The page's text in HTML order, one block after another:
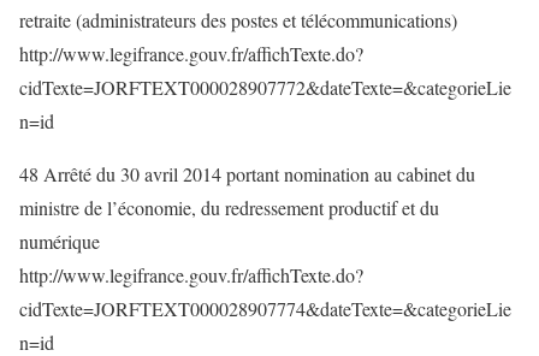
retraite (administrateurs des postes et télécommunications)
http://www.legifrance.gouv.fr/affichTexte.do?
cidTexte=JORFTEXT000028907772&dateTexte=&categorieLie
n=id
48 Arrêté du 30 avril 2014 portant nomination au cabinet du
ministre de l’économie, du redressement productif et du
numérique
http://www.legifrance.gouv.fr/affichTexte.do?
cidTexte=JORFTEXT000028907774&dateTexte=&categorieLie
n=id